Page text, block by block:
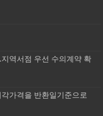
지역서점 우선 수의계약 확
가격을 반환일기준으로